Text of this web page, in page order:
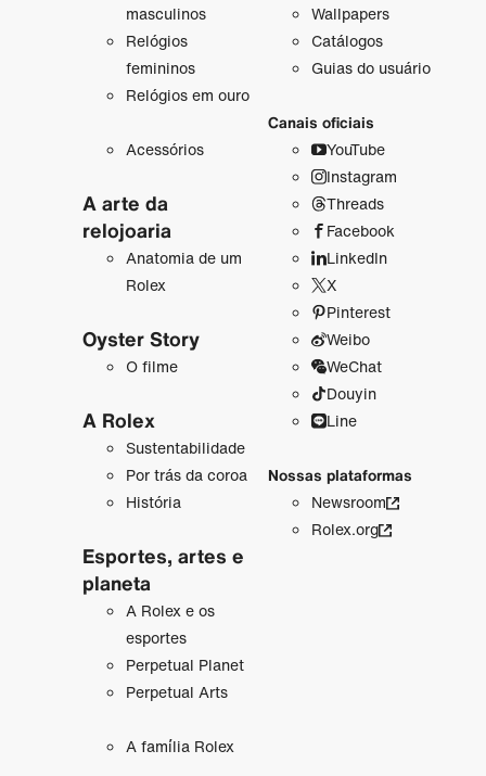
masculinos
Relógios
femininos
Relógios em ouro
Acessórios
A arte da
relojoaria
Anatomia de um
Rolex
Oyster Story
O filme
A Rolex
Sustentabilidade
Por trás da coroa
História
Esportes, artes e
planeta
A Rolex e os
esportes
Perpetual Planet
Perpetual Arts
A família Rolex
Wallpapers
Catálogos
Guias do usuário
Canais oficiais
YouTube
Instagram
Threads
Facebook
LinkedIn
X
Pinterest
Weibo
WeChat
Douyin
Line
Nossas plataformas
Newsroom
Rolex.org